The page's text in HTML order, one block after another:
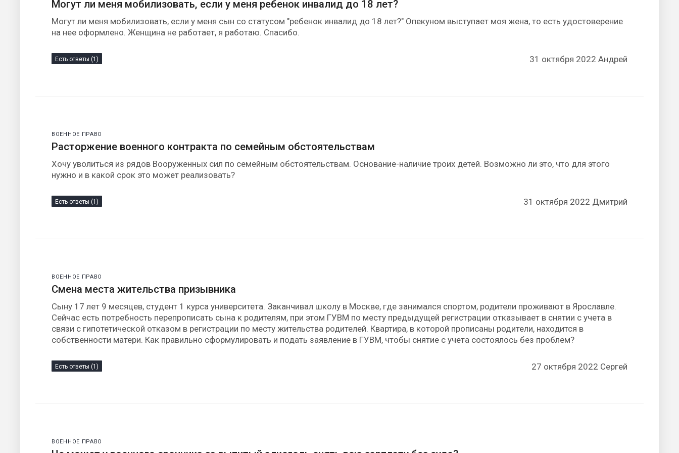
Могут ли меня мобилизовать, если у меня ребенок инвалид до 18 лет?
Могут ли меня мобилизовать, если у меня сын со статусом "ребенок инвалид до 18 лет?" Опекуном выступает моя жена, то есть удостоверение
на нее оформлено. Женщина не работает, я работаю. Спасибо.
Есть ответы (1) 31 октября 2022 Андрей
ВОЕННОЕ ПРАВО
Расторжение военного контракта по семейным обстоятельствам
Хочу уволиться из рядов Вооруженных сил по семейным обстоятельствам. Основание-наличие троих детей. Возможно ли это, что для этого
нужно и в какой срок это может реализовать?
Есть ответы (1) 31 октября 2022 Дмитрий
ВОЕННОЕ ПРАВО
Смена места жительства призывника
Сыну 17 лет 9 месяцев, студент 1 курса университета. Заканчивал школу в Москве, где занимался спортом, родители проживают в Ярославле.
Сейчас есть потребность перепрописать сына к родителям, при этом ГУВМ по месту предыдущей регистрации отказывает в снятии с учета в
связи с гипотетической отказом в регистрации по месту жительства родителей. Квартира, в которой прописаны родители, находится в
собственности матери. Как правильно сформулировать и подать заявление в ГУВМ, чтобы снятие с учета состоялось без проблем?
Есть ответы (1) 27 октября 2022 Сергей
ВОЕННОЕ ПРАВО